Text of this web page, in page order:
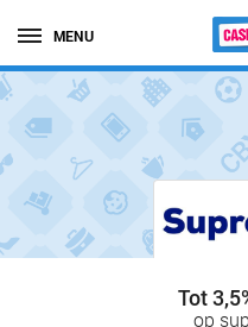
MENU
Tot
op